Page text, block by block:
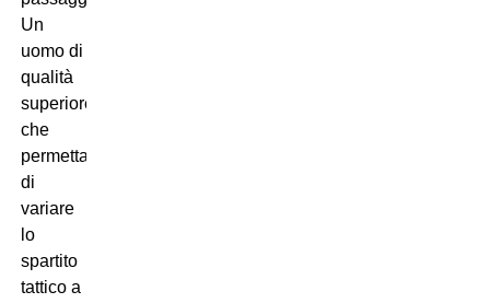
Un
uomo di
qualità
superiore
che
permetta
di
variare
lo
spartito
tattico a